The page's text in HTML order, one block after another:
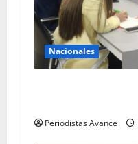
Nacionales
Periodistas Avance